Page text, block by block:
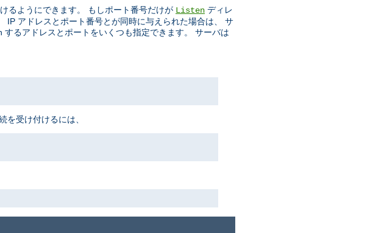
るようにできます。 もしポート番号だけが Listen ディレ
IP アドレスとポート番号とが同時に与えられた場合は、 サ
るアドレスとポートをいくつも指定できます。 サーバは
受け付けるには、